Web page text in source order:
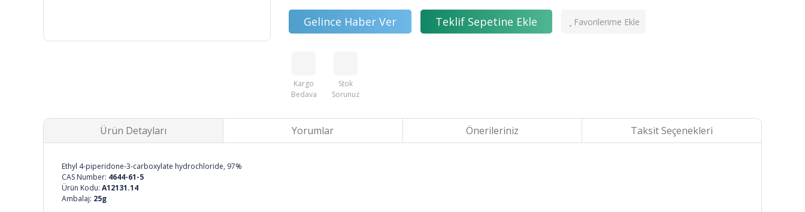
Gelince Haber Ver Teklif Sepetine Ekle
Kargo
Bedava
Stok
Sorunuz
Ürün Detayları Yorumlar Önerileriniz Taksit Seçenekleri
Ethyl 4-piperidone-3-carboxylate hydrochloride, 97%
CAS Number: 4644-61-5
Ürün Kodu: A12131.14
Ambalaj: 25g